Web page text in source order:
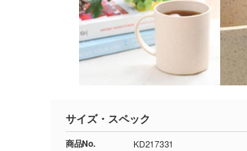
サイズ・スペック
商品No. KD217331